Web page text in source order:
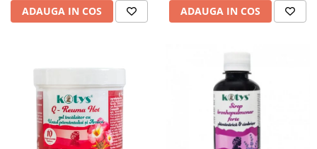
ADAUGA IN COS ADAUGA IN COS